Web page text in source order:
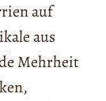
auf
aus
Mehrheit